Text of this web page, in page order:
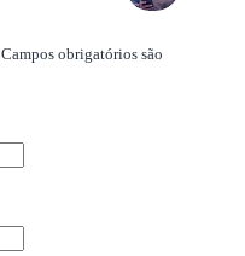
Campos obrigatórios são